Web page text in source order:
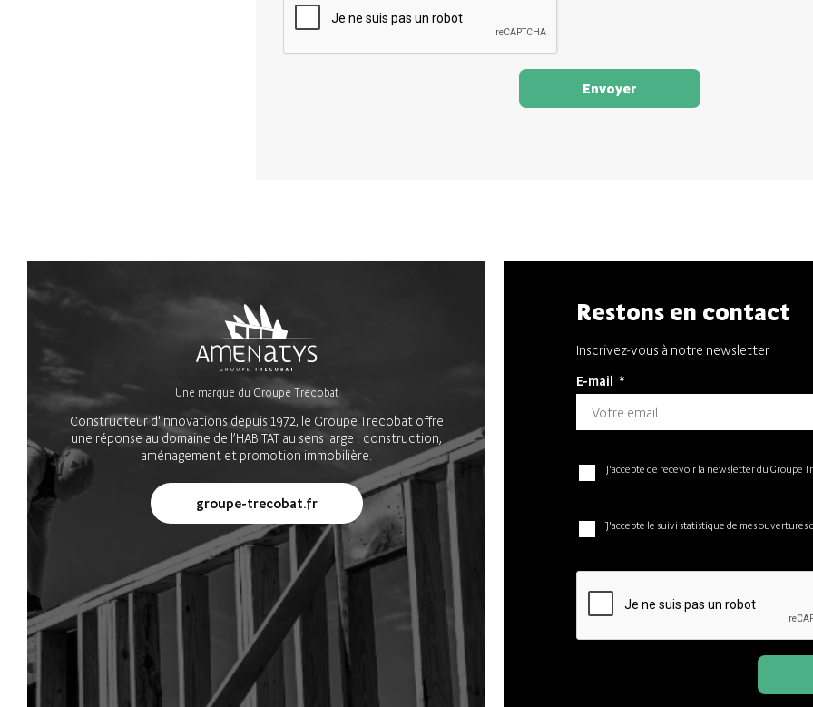
Envoyer
Une marque du Groupe Trecobat
Constructeur d'innovations depuis 1972, le Groupe Trecobat offre
une réponse au domaine de l’HABITAT au sens large : construction,
aménagement et promotion immobilière.
groupe-trecobat.fr
Restons en contact
Inscrivez-vous à notre newsletter
E-mail *
J'accepte de recevoir la newsletter du Groupe
J'accepte le suivi statistique de mes ouvertures